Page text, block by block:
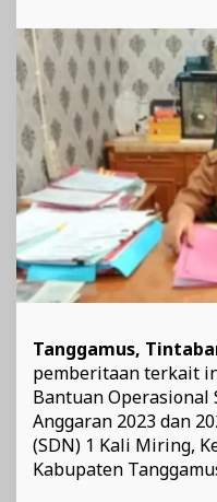
Tanggamus,
pemberitaan terkait
Bantuan Operasional
Anggaran 2023 dan
(SDN) 1 Kali Miring,
Kabupaten